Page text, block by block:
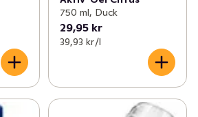
750 ml, Duck
29,95 kr
39,93 kr /l